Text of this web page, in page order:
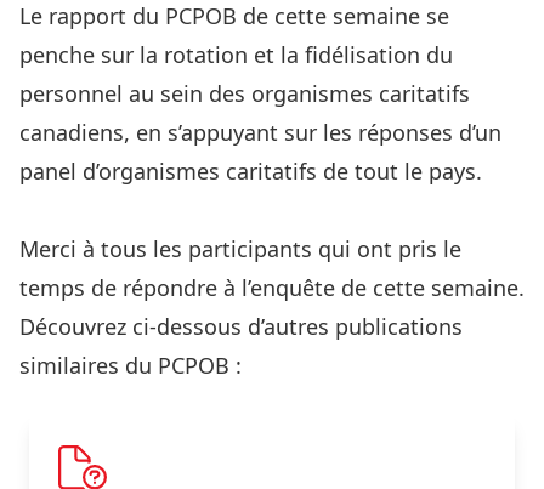
Le rapport du PCPOB de cette semaine se
penche sur la rotation et la fidélisation du
personnel au sein des organismes caritatifs
canadiens, en s’appuyant sur les réponses d’un
panel d’organismes caritatifs de tout le pays.
Merci à tous les participants qui ont pris le
temps de répondre à l’enquête de cette semaine.
Découvrez ci-dessous d’autres publications
similaires du PCPOB :